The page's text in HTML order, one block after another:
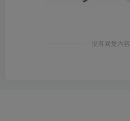
没有回复内容